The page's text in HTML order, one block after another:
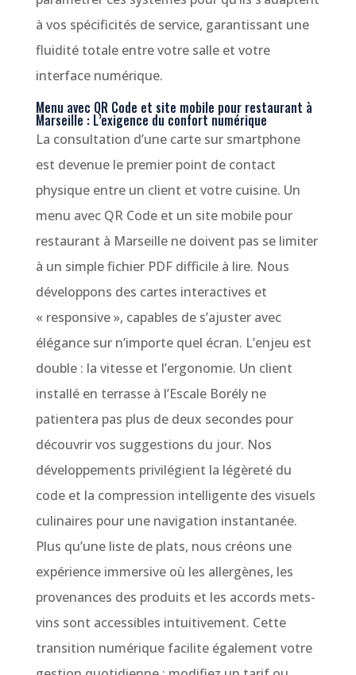
à vos spécificités de service, garantissant une
fluidité totale entre votre salle et votre
interface numérique.
Menu avec QR Code et site mobile pour restaurant à
Marseille : L’exigence du confort numérique
La consultation d’une carte sur smartphone
est devenue le premier point de contact
physique entre un client et votre cuisine. Un
menu avec QR Code et un site mobile pour
restaurant à Marseille ne doivent pas se limiter
à un simple fichier PDF difficile à lire. Nous
développons des cartes interactives et
« responsive », capables de s’ajuster avec
élégance sur n’importe quel écran. L’enjeu est
double : la vitesse et l’ergonomie. Un client
installé en terrasse à l’Escale Borély ne
patientera pas plus de deux secondes pour
découvrir vos suggestions du jour. Nos
développements privilégient la légèreté du
code et la compression intelligente des visuels
culinaires pour une navigation instantanée.
Plus qu’une liste de plats, nous créons une
expérience immersive où les allergènes, les
provenances des produits et les accords mets-
vins sont accessibles intuitivement. Cette
transition numérique facilite également votre